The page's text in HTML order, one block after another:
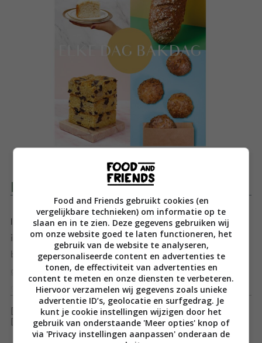
Productomschrijving
In ‘Elke dag Bakdag’ geeft Jayne Jubb je smoesjes om
iedere dag iets lekkers te bakken. Van luxe en gewone
broden tot zoete taarten en cakes: vanuit haar
geliefde thuisbakkerij BuiksloterBakery laat Jayne je
genieten van lekkernijen voor álle feestdagen. Van
Sakura kersenpistachenotentaart om de lente in te
luiden tot sinaasappel-speltcake om de verjaardag van
onze koning te vieren. In elk hoofdstuk van dit bakboek
Toon meer
[ywfbt_form product_id="35575"]
[recently_viewed_products]
Food and Friends gebruikt cookies (en
vergelijkbare technieken) om informatie op te
slaan en in te zien. Deze gegevens gebruiken wij
om onze website goed te laten functioneren, het
gebruik van de website te analyseren,
gepersonaliseerde content en advertenties te
tonen, de effectiviteit van advertenties en
content te meten en onze diensten te verbeteren.
Hiervoor verzamelen wij gegevens zoals unieke
advertentie ID’s, geolocatie en surfgedrag. Je
kunt je cookie instellingen wijzigen door het
gebruik van onderstaande 'Meer opties' knop of
via 'Privacy instellingen aanpassen' onderaan de